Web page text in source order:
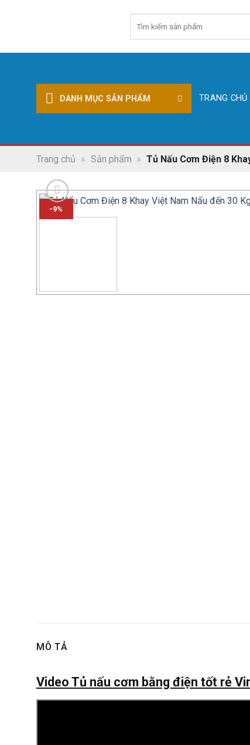
kiếm:
DANH MỤC SẢN PHẨM TRANG CHỦ
Trang chủ » Sản phẩm » Tủ Nấu Cơm Điện 8
-9%
MÔ TẢ
Video Tủ nấu cơm bằng điện tốt rẻ